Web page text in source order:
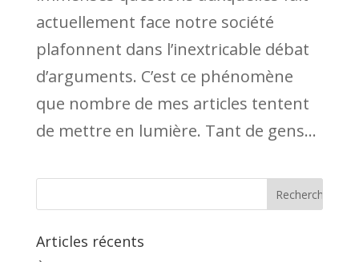
actuellement face notre société
plafonnent dans l’inextricable débat
d’arguments. C’est ce phénomène
que nombre de mes articles tentent
de mettre en lumière. Tant de gens...
Articles récents